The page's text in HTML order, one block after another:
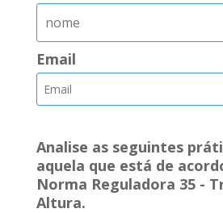
Email
Analise as seguintes
aquela que está de
Norma Reguladora 35 -
Altura.